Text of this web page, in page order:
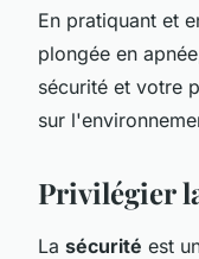
En pratiquant et
plongée en
sécurité et votre
sur
Privilégier
La sécurité est